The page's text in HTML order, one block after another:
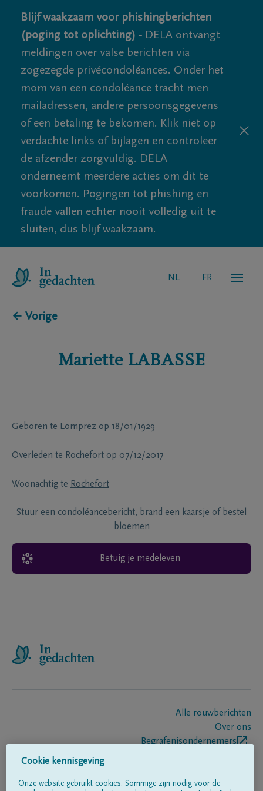
Blijf waakzaam voor phishingberichten
(poging tot oplichting) - DELA ontvangt
meldingen over valse berichten via
zogezegde privécondoléances. Onder het
mom van een condoléance tracht men
mailadressen, andere persoonsgegevens
of een betaling te bekomen. Klik niet op
verdachte links of bijlagen en controleer
de afzender zorgvuldig. DELA
onderneemt meerdere acties om dit te
voorkomen. Pogingen tot phishing en
fraude vallen echter nooit volledig uit te
sluiten, dus blijf waakzaam.
NL FR
← Vorige
Mariette LABASSE
Geboren te Lomprez op 18/01/1929
Overleden te Rochefort op 07/12/2017
Woonachtig te Rochefort
Stuur een condoléancebericht, brand een kaarsje of bestel
bloemen
Betuig je medeleven
Alle rouwberichten
Over ons
Begrafenisondernemers
Cookie kennisgeving
Onze website gebruikt cookies. Sommige zijn nodig voor de